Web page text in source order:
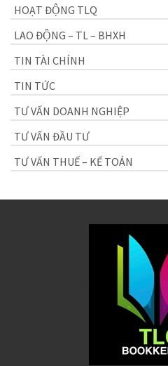
HOẠT ĐỘNG TLQ
LAO ĐỘNG – TL – BHXH
TIN TÀI CHÍNH
TIN TỨC
TƯ VẤN DOANH NGHIỆP
TƯ VẤN ĐẦU TƯ
TƯ VẤN THUẾ – KẾ TOÁN